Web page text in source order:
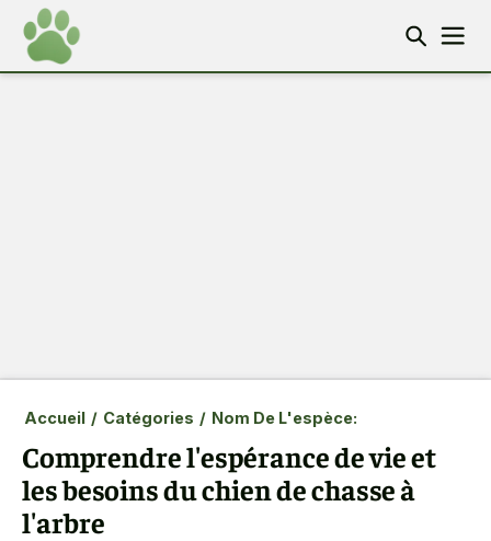
Accueil / Catégories / Nom De L'espèce:
Comprendre l'espérance de vie et
les besoins du chien de chasse à
l'arbre